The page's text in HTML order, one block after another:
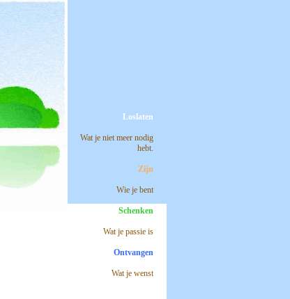
Loslaten
Wat je niet meer nodig
hebt.
Zijn
Wie je bent
Schenken
Wat je passie is
Ontvangen
Wat je wenst